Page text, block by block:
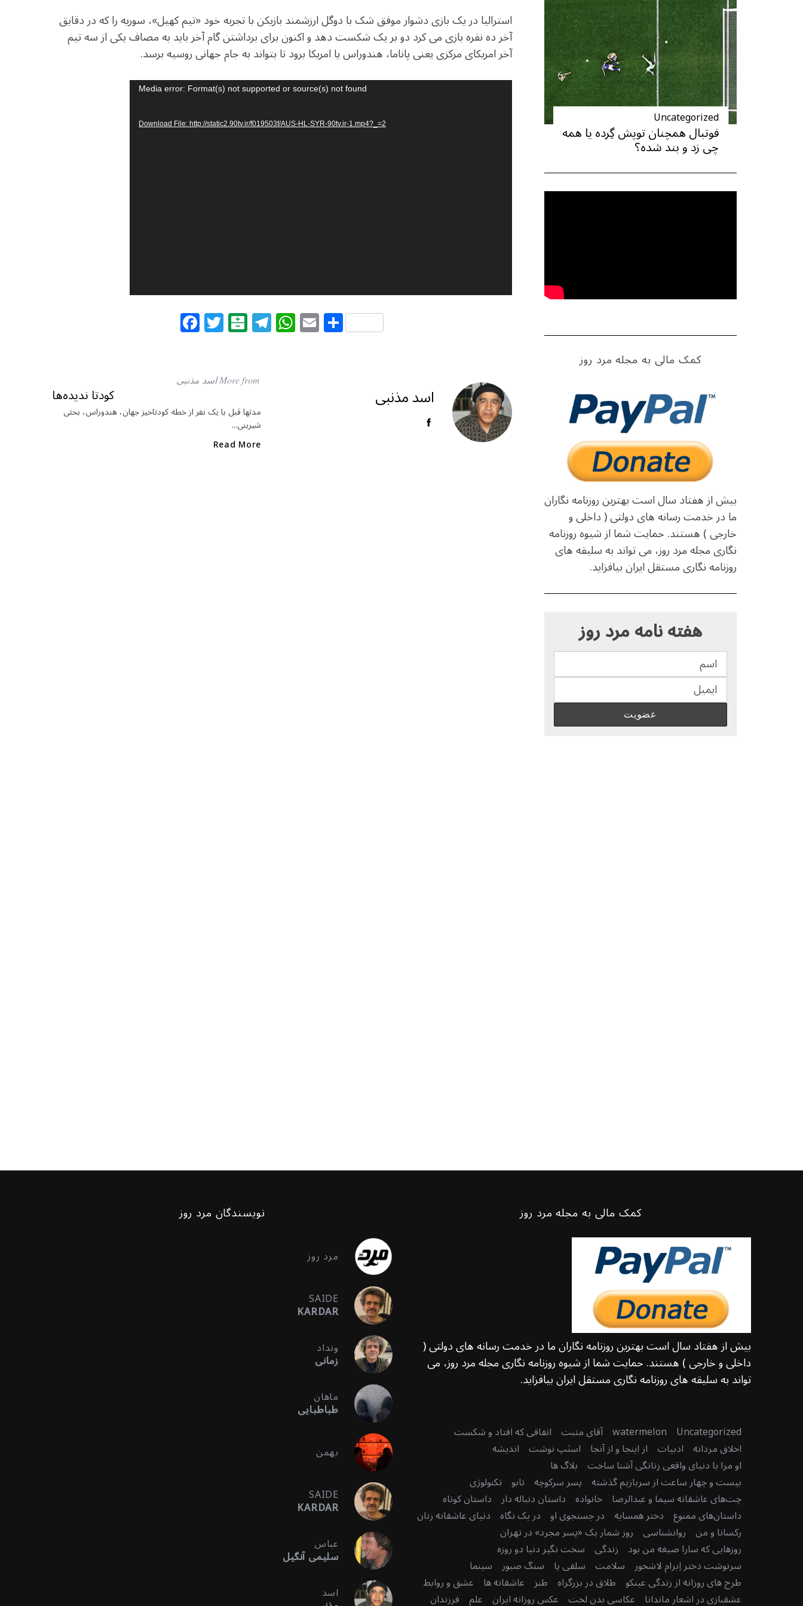
استرالیا در یک بازی دشوار موفق شک با دوگل ارزشمند بازیکن با تجربه خود «تیم کهیل»، سوریه را که در دقایق
آخر ده نفره بازی می کرد دو بر یک شکست دهد و اکنون برای برداشتن گام آخر باید به مصاف یکی از سه تیم
آخر امریکای مرکزی یعنی پاناما، هندوراس یا امریکا برود تا بتواند به جام جهانی روسیه برسد.
Media error: Format(s) not supported or source(s) not found
Download File: http://static2.90tv.ir/f019503f/AUS-HL-SYR-90tv.ir-1.mp4?_=2
F
a
e
b
ook
T
w
e
r
B
al
ar
in
T
el W
h E
m S
h
اسد مذنبی
More from اسد مذنبی
کودتا ندیده‌ها
مدتها قبل با یک نفر از خطه کودتاخیز جهان، هندوراس، بحثی
شیرینی...
Read More
Uncategorized
فوتبال همچنان توپش گِرده یا همه
چی زد و بند شده؟
کمک مالی به مجله مرد روز
بیش از هفتاد سال است بهترین روزنامه نگاران
ما در خدمت رسانه های دولتی ( داخلی و
خارجی ) هستند. حمایت شما از شیوه روزنامه
نگاری مجله مرد روز، می تواند به سلیقه های
روزنامه نگاری مستقل ایران بیافزاید.
هفته نامه مرد روز
کمک مالی به مجله مرد روز
بیش از هفتاد سال است بهترین روزنامه نگاران ما در خدمت رسانه های دولتی (
داخلی و خارجی ) هستند. حمایت شما از شیوه روزنامه نگاری مجله مرد روز، می
تواند به سلیقه های روزنامه نگاری مستقل ایران بیافزاید.
Uncategorized
watermelon آقای مثبت اتفاقی که افتاد و شکست
اخلاق مردانه ادبیات از اینجا و از آنجا اسنَپ نوشت اندیشه
او مرا با دنیای واقعی زنانگی آشنا ساخت بلاگ ها
بیست و چهار ساعت از سربازیم گذشته پسر سرکوچه تابو تکنولوژی
چت‌های عاشقانه سیما و عبدالرضا خانواده داستان دنباله دار داستان کوتاه
داستان‌های ممنوع دختر همسایه در جستجوی او در یک نگاه دنیای عاشقانه زنان
رکسانا و من روانشناسی روز شمار یک «پسر مجرد» در تهران
روزهایی که سارا صیغه من بود زندگی سخت نگیر دنیا دو روزه
سرنوشت دختر اِبرام لاشخور سلامت سلفی پا سنگ صبور سینما
طرح های روزانه از زندگی عینکو طلاق در بزرگراه طنز عاشقانه ها عشق و روابط
عشقبازی در اشعار ماندانا عکاسی بدن لخت عکس روزانه ایران علم فرزندان
نویسندگان مرد روز
مرد روز
SAIDE
KARDAR
ونداد
زمانی
ماهان
طباطبایی
بهمن
SAIDE
KARDAR
عباس
سلیمی آنگیل
اسد
S
r
c
f
r